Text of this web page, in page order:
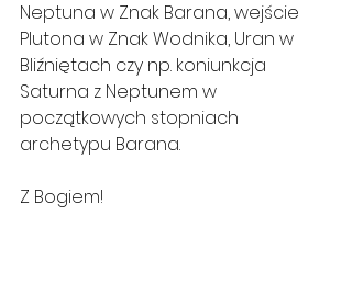
Neptuna w Znak Barana, wejście
Plutona w Znak Wodnika, Uran w
Bliźniętach czy np. koniunkcja
Saturna z Neptunem w
początkowych stopniach
archetypu Barana.
Z Bogiem!